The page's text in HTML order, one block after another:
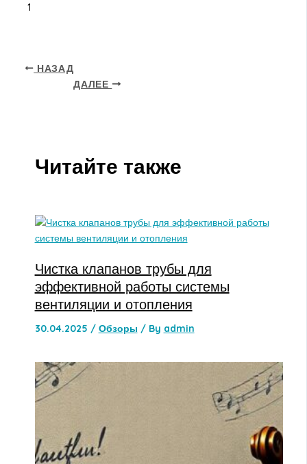
1
НАЗАД
ДАЛЕЕ
Читайте также
Чистка клапанов трубы для
эффективной работы системы
вентиляции и отопления
30.04.2025 / Обзоры / By admin